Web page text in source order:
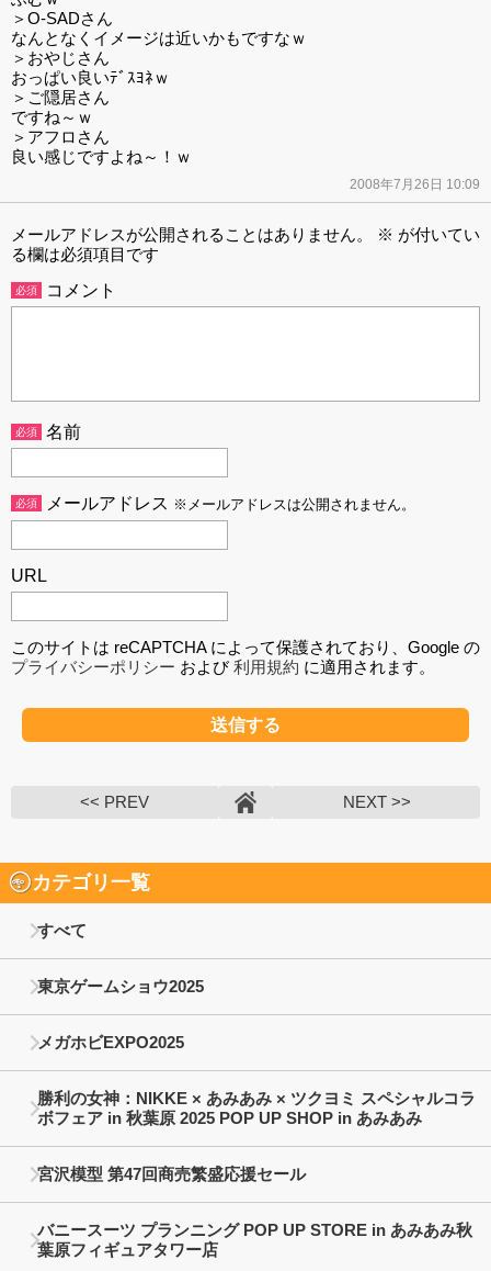
＞O-SADさん
なんとなくイメージは近いかもですなｗ
＞おやじさん
おっぱい良いﾃﾞｽﾖﾈｗ
＞ご隠居さん
ですね～ｗ
＞アフロさん
良い感じですよね～！ｗ
2008年7月26日 10:09
メールアドレスが公開されることはありません。 ※ が付いてい
る欄は必須項目です
必須 コメント
必須 名前
必須 メールアドレス ※メールアドレスは公開されません。
URL
このサイトは reCAPTCHA によって保護されており、Google の
プライバシーポリシー および利用規約 に適用されます。
<< PREV NEXT >>
カテゴリ一覧
すべて
東京ゲームショウ2025
メガホビEXPO2025
勝利の女神：NIKKE × あみあみ × ツクヨミ スペシャルコラ
ボフェア in 秋葉原 2025 POP UP SHOP in あみあみ
宮沢模型 第47回商売繁盛応援セール
バニースーツ プランニング POP UP STORE in あみあみ秋
葉原フィギュアタワー店